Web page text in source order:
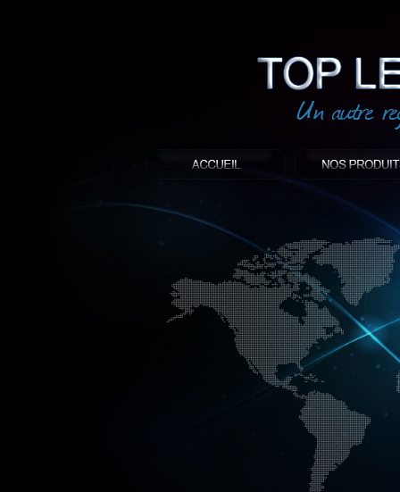
: Top led world
Produit décoratif led
Objet publicitaire led
éclairage blanc led
Enseigne publicitaire
Fabriquant et distributeur français
gamme à base de LED.
led, Topledworld, top led world, top
économie énergie, edf, lumière,